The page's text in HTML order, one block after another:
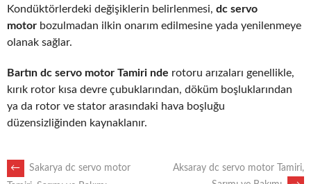
Kondüktörlerdeki değişiklerin belirlenmesi, dc servo
motor bozulmadan ilkin onarım edilmesine yada yenilenmeye
olanak sağlar.
Bartın dc servo motor Tamiri nde rotoru arızaları genellikle,
kırık rotor kısa devre çubuklarından, döküm boşluklarından
ya da rotor ve stator arasındaki hava boşluğu
düzensizliğinden kaynaklanır.
POST
←
Sakarya dc servo motor
Aksaray dc servo motor Tamiri,